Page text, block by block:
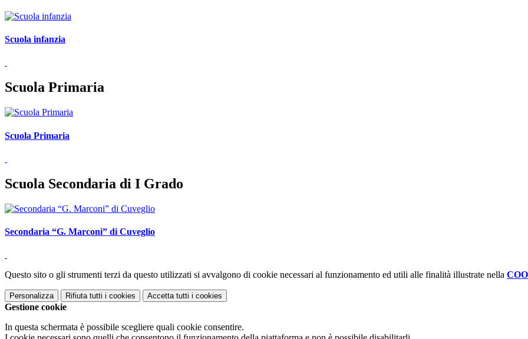
Scuola infanzia
Scuola Primaria
Scuola Primaria
Scuola Secondaria di I Grado
Secondaria “G. Marconi” di Cuveglio
Questo sito o gli strumenti terzi da questo utilizzati si avvalgono di cookie necessari al funzionamento ed utili alle finalità illustrate nella
Personalizza Rifiuta tutti i cookies Accetta tutti i cookies
Gestione cookie
In questa schermata è possibile scegliere quali cookie consentire.